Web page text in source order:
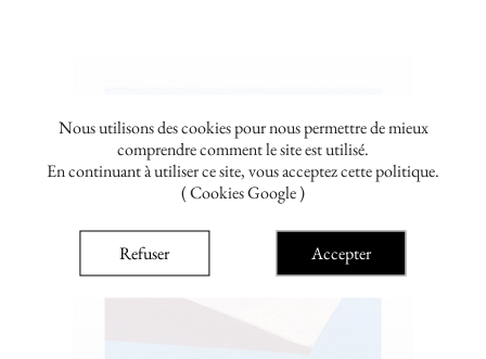
Nous utilisons des cookies pour nous permettre de mieux
comprendre comment le site est utilisé.
En continuant à utiliser ce site, vous acceptez cette politique.
( Cookies Google )
Refuser Accepter